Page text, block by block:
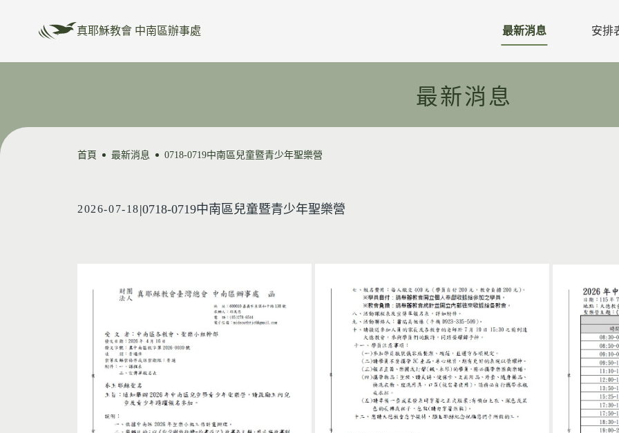
真耶穌教會 中南區辦事處 最新消息
教區行事曆
安排
最新消息
首頁 最新消息 0718-0719中南區兒童暨青少年聖樂營
2026-07-18|0718-0719中南區兒童暨青少年聖樂營